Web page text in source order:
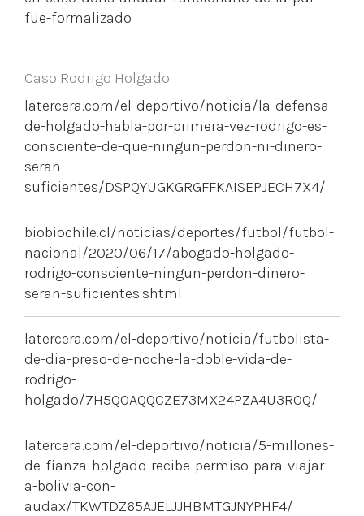
fue-formalizado
Caso Rodrigo Holgado
latercera.com/el-deportivo/noticia/la-defensa-
de-holgado-habla-por-primera-vez-rodrigo-es-
consciente-de-que-ningun-perdon-ni-dinero-
seran-
suficientes/DSPQYUGKGRGFFKAISEPJECH7X4/
biobiochile.cl/noticias/deportes/futbol/futbol-
nacional/2020/06/17/abogado-holgado-
rodrigo-consciente-ningun-perdon-dinero-
seran-suficientes.shtml
latercera.com/el-deportivo/noticia/futbolista-
de-dia-preso-de-noche-la-doble-vida-de-
rodrigo-
holgado/7H5QOAQQCZE73MX24PZA4U3ROQ/
latercera.com/el-deportivo/noticia/5-millones-
de-fianza-holgado-recibe-permiso-para-viajar-
a-bolivia-con-
audax/TKWTDZ65AJELJJHBMTGJNYPHF4/